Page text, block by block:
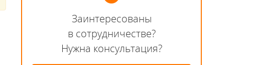
Заинтересованы
в сотрудничестве?
Нужна консультация?